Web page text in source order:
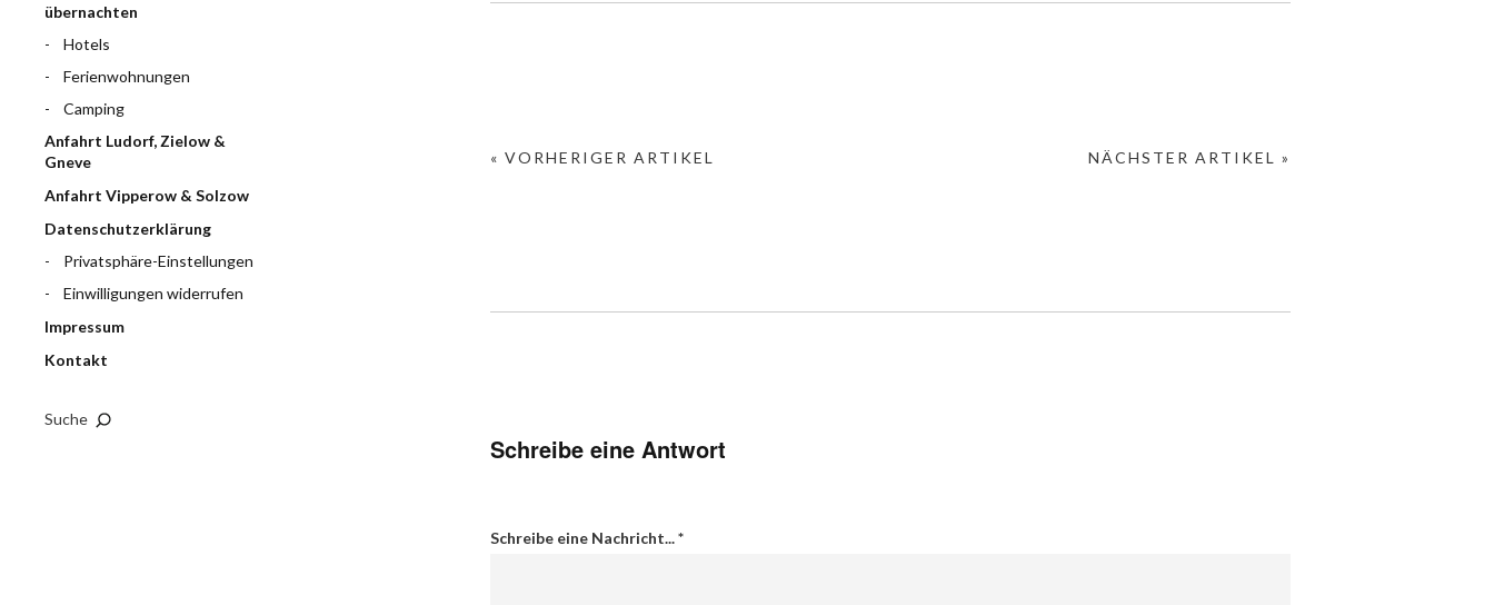
übernachten
Hotels
Ferienwohnungen
Camping
Anfahrt Ludorf, Zielow &
Gneve
Anfahrt Vipperow & Solzow
Datenschutzerklärung
Privatsphäre-Einstellungen
Einwilligungen widerrufen
Impressum
Kontakt
Suche
NÄCHSTER ARTIKEL »
« VORHERIGER ARTIKEL
Schreibe eine Antwort
Schreibe eine Nachricht...*